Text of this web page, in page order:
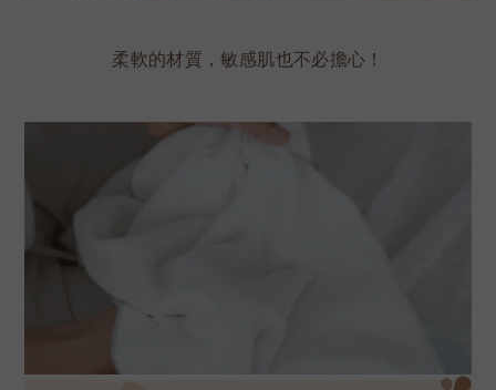
柔軟的材質，敏感肌也不必擔心！